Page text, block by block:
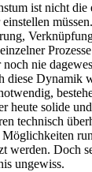
ist nicht
noch nie
diese Dynamik
heute solide
technisch
werden. Doch
ungewiss.